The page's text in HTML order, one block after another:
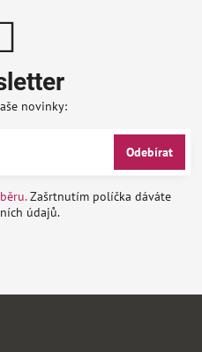
novinky:
Odebírat
Zašrtnutím políčka dáváte
osobních údajů.